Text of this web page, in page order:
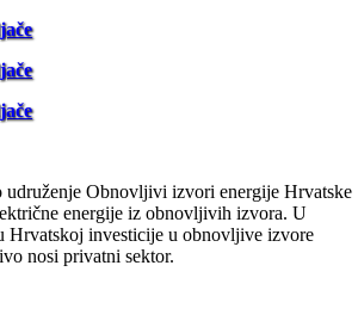
udruženje Obnovljivi izvori energije Hrvatske
energije iz obnovljivih izvora. U
Hrvatskoj investicije u obnovljive izvore
nosi privatni sektor.